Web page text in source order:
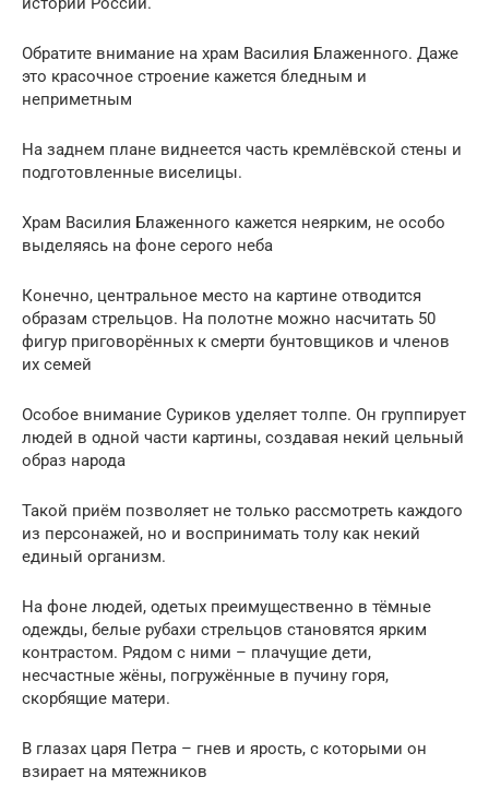
Обратите внимание на храм Василия Блаженного. Даже
это красочное строение кажется бледным и
неприметным
На заднем плане виднеется часть кремлёвской стены и
подготовленные виселицы.
Храм Василия Блаженного кажется неярким, не особо
выделяясь на фоне серого неба
Конечно, центральное место на картине отводится
образам стрельцов. На полотне можно насчитать 50
фигур приговорённых к смерти бунтовщиков и членов
их семей
Особое внимание Суриков уделяет толпе. Он группирует
людей в одной части картины, создавая некий цельный
образ народа
Такой приём позволяет не только рассмотреть каждого
из персонажей, но и воспринимать толу как некий
единый организм.
На фоне людей, одетых преимущественно в тёмные
одежды, белые рубахи стрельцов становятся ярким
контрастом. Рядом с ними – плачущие дети,
несчастные жёны, погружённые в пучину горя,
скорбящие матери.
В глазах царя Петра – гнев и ярость, с которыми он
взирает на мятежников